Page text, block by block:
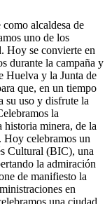
alcaldesa de
uno de los
Hoy se convierte en
durante la campaña y
Huelva y la Junta de
que, en un tiempo
su uso y disfrute la
la
historia minera, de la
celebramos un
Cultural (BIC), una
la admiración
de manifiesto la
en
una ciudad